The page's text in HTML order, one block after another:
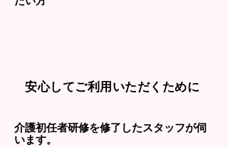
​安心してご利用いただくために
介護初任者研修を修了したスタッフが伺
います。